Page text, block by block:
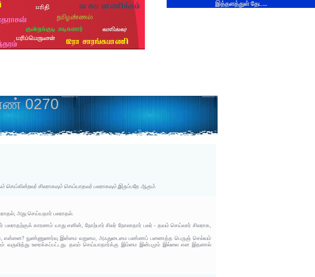
இத்தளத்துள் தேட...
0270
சிலராகவும் செய்யாதவர் பலராகவும் இருப்பதே ஆகும்.
அது செய்யதார் பலராதல்.
காரணம் யாது எனின், நோற்பார் சிலர் நோலாதார் பலர் - தவம் செய்வார் சிலராக,
என்னை? நுண்ணுணர்வு இன்மை வறுமை, அஃதுடைமை பண்ணப் பணைத்த பெருஞ் செல்வம்
வருவித்து உரைக்கப்பட்டது. தவம் செய்யாதார்க்கு இம்மை இன்பமும் இல்லை என இதனால்